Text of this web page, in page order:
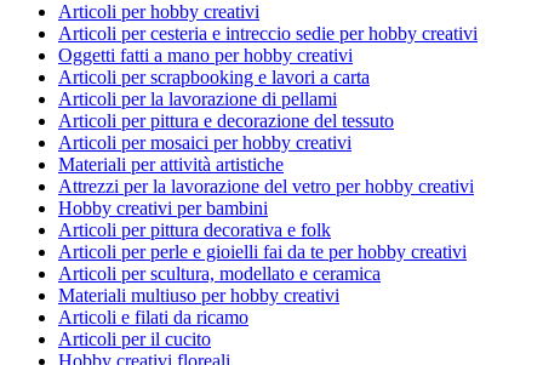
Articoli per hobby creativi
Articoli per cesteria e intreccio sedie per hobby creativi
Oggetti fatti a mano per hobby creativi
Articoli per scrapbooking e lavori a carta
Articoli per la lavorazione di pellami
Articoli per pittura e decorazione del tessuto
Articoli per mosaici per hobby creativi
Materiali per attività artistiche
Attrezzi per la lavorazione del vetro per hobby creativi
Hobby creativi per bambini
Articoli per pittura decorativa e folk
Articoli per perle e gioielli fai da te per hobby creativi
Articoli per scultura, modellato e ceramica
Materiali multiuso per hobby creativi
Articoli e filati da ricamo
Articoli per il cucito